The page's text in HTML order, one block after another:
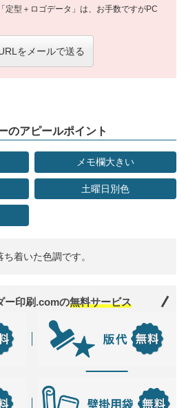
定型＋ロゴデータ」は、お手数ですがPC
をメールで送る
のアピールポイント
メモ欄大きい
土曜日別色
着いた色調です。
ー印刷.comの無料サービス